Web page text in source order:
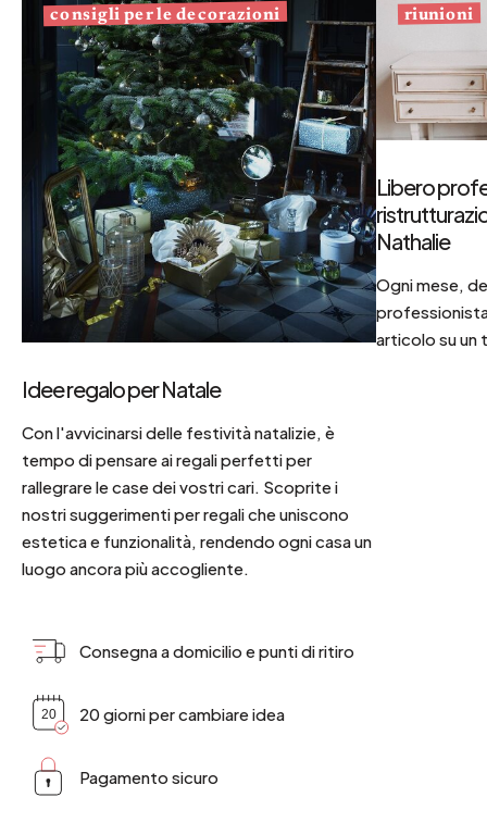
consigli per le decorazioni
Idee regalo per Natale
Con l'avvicinarsi delle festività natalizie, è
tempo di pensare ai regali perfetti per
rallegrare le case dei vostri cari. Scoprite i
nostri suggerimenti per regali che uniscono
estetica e funzionalità, rendendo ogni casa un
luogo ancora più accogliente.
riunioni
Libero
Nathalie
Ogni mese,
articolo su un
Consegna a domicilio e punti di ritiro
20 giorni per cambiare idea
Pagamento sicuro